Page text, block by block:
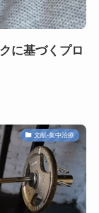
に基づくプロ
文献-集中治療